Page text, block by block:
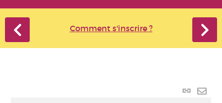
Comment s'inscrire ?
Lien